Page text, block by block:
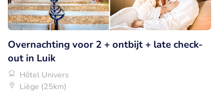
Overnachting voor 2 + ontbijt + late check-
out in Luik
Hôtel Univers
Liège (25km)